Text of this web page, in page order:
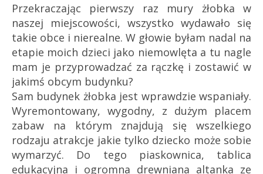
Przekraczając pierwszy raz mury żłobka w
naszej miejscowości, wszystko wydawało się
takie obce i nierealne. W głowie byłam nadal na
etapie moich dzieci jako niemowlęta a tu nagle
mam je przyprowadzać za rączkę i zostawić w
jakimś obcym budynku?
Sam budynek żłobka jest wprawdzie wspaniały.
Wyremontowany, wygodny, z dużym placem
zabaw na którym znajdują się wszelkiego
rodzaju atrakcje jakie tylko dziecko może sobie
wymarzyć. Do tego piaskownica, tablica
edukacyjna i ogromna drewniana altanka ze